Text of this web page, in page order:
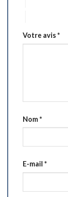
Votre avis*
Nom*
E-mail *